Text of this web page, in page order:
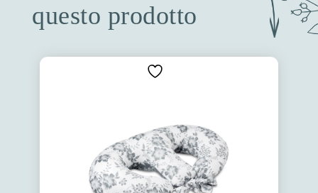
questo prodotto